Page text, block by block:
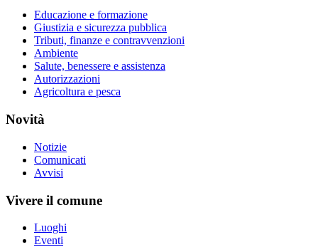
Educazione e formazione
Giustizia e sicurezza pubblica
Tributi, finanze e contravvenzioni
Ambiente
Salute, benessere e assistenza
Autorizzazioni
Agricoltura e pesca
Novità
Notizie
Comunicati
Avvisi
Vivere il comune
Luoghi
Eventi